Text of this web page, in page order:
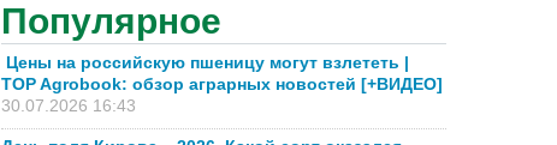
Популярное
Цены на российскую пшеницу могут взлететь |
TOP Agrobook: обзор аграрных новостей [+ВИДЕО]
30.07.2026 16:43